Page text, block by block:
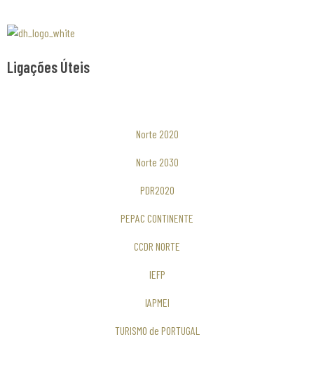
Ligações Úteis
Norte 2020
Norte 2030
PDR2020
PEPAC CONTINENTE
CCDR NORTE
IEFP
IAPMEI
TURISMO de PORTUGAL